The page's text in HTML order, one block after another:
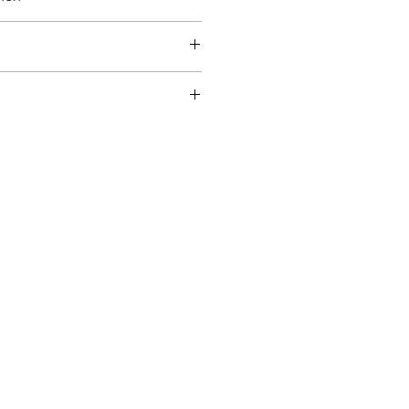
Möchtest du die Marke reinigen,
Kaltes Wasser reicht